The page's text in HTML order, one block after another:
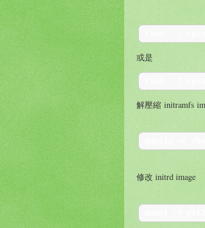
或是
解壓縮 initramfs
修改 initrd image